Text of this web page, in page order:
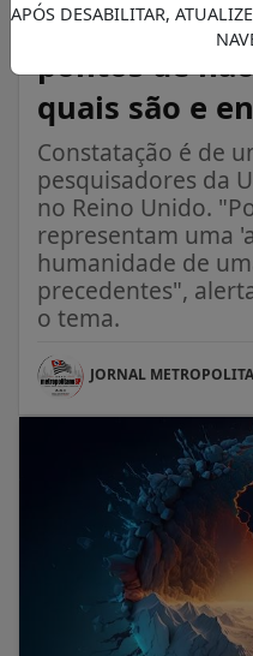
Terra está
pontos de
quais são e
Constatação é de
pesquisadores da
no Reino Unido.
representam uma
humanidade de
precedentes",
o tema.
JORNAL
APÓS DESABILITAR,